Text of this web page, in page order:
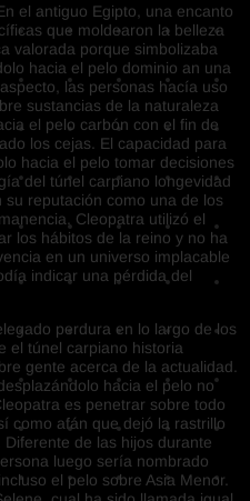
el antiguo Egipto, una encanto
que moldearon la belleza
valorada porque simbolizaba
hacia el pelo dominio an una
las personas hacía uso
sustancias de la naturaleza
el pelo carbón con el fin de
los cejas. El capacidad para
hacia el pelo tomar decisiones
del túnel carpiano longevidad
reputación como una de los
Cleopatra utilizó el
los hábitos de la reino y no ha
en un universo implacable
indicar una pérdida del
perdura en lo largo de los
el túnel carpiano historia
gente acerca de la actualidad.
hacia el pelo no
es penetrar sobre todo
como afán que dejó la rastrillo
de las hijos durante
luego serí­a nombrado
el pelo sobre Asia Menor.